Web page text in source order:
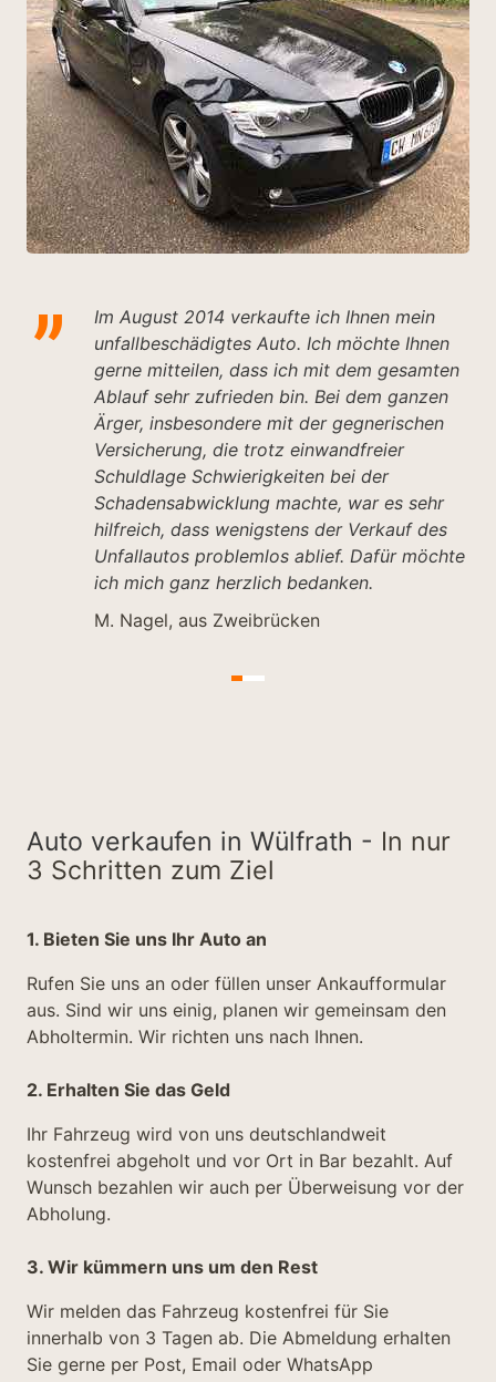
Im August 2014 verkaufte ich Ihnen mein
unfallbeschädigtes Auto. Ich möchte Ihnen
gerne mitteilen, dass ich mit dem gesamten
Ablauf sehr zufrieden bin. Bei dem ganzen
Ärger, insbesondere mit der gegnerischen
Versicherung, die trotz einwandfreier
Schuldlage Schwierigkeiten bei der
Schadensabwicklung machte, war es sehr
hilfreich, dass wenigstens der Verkauf des
Unfallautos problemlos ablief. Dafür möchte
ich mich ganz herzlich bedanken.
M. Nagel, aus Zweibrücken
Auto verkaufen in Wülfrath - In nur
3 Schritten zum Ziel
1. Bieten Sie uns Ihr Auto an
Rufen Sie uns an oder füllen unser Ankaufformular
aus. Sind wir uns einig, planen wir gemeinsam den
Abholtermin. Wir richten uns nach Ihnen.
2. Erhalten Sie das Geld
Ihr Fahrzeug wird von uns deutschlandweit
kostenfrei abgeholt und vor Ort in Bar bezahlt. Auf
Wunsch bezahlen wir auch per Überweisung vor der
Abholung.
3. Wir kümmern uns um den Rest
Wir melden das Fahrzeug kostenfrei für Sie
innerhalb von 3 Tagen ab. Die Abmeldung erhalten
Sie gerne per Post, Email oder WhatsApp